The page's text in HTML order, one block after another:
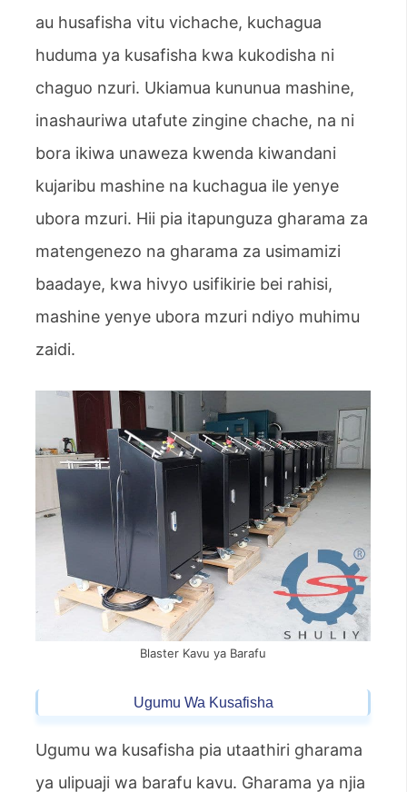
au husafisha vitu vichache, kuchagua
huduma ya kusafisha kwa kukodisha ni
chaguo nzuri. Ukiamua kununua mashine,
inashauriwa utafute zingine chache, na ni
bora ikiwa unaweza kwenda kiwandani
kujaribu mashine na kuchagua ile yenye
ubora mzuri. Hii pia itapunguza gharama za
matengenezo na gharama za usimamizi
baadaye, kwa hivyo usifikirie bei rahisi,
mashine yenye ubora mzuri ndiyo muhimu
zaidi.
Blaster Kavu ya Barafu
Ugumu Wa Kusafisha
Ugumu wa kusafisha pia utaathiri gharama
ya ulipuaji wa barafu kavu. Gharama ya njia